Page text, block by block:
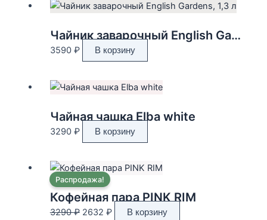
Чайник заварочный English Gardens, 1,3 л
3590 ₽ В корзину
Чайная чашка Elba white
3290 ₽ В корзину
Распродажа!
Кофейная пара PINK RIM
3290₽ Первоначальная
2632 ₽Текущая
В корзину